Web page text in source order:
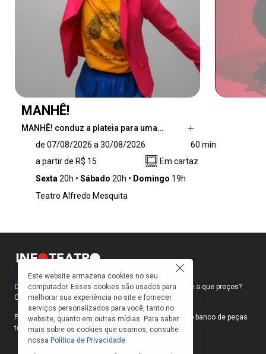
MANHÊ!
MANHÊ! conduz a plateia para uma…
ao maravilhoso, misterioso, paradoxal e
assustador mundo da “maternagem” – esse
termo cunhado com precisão para deixar, na
mãe os cuidados e as responsabilidade sobre
de 07/08/2026 a 30/08/2026
60 min
a partir de R$ 15
Em cartaz
Sexta 20h Sábado 20h Domingo 19h
Teatro Alfredo Mesquita
Como faço para ir ao teatro? Onde compro ingressos e a que preços?
Quais peças estão em cartaz?
Para responder a essas e outras perguntas, criamos o banco de peças
teatrais do INFOTEATRO.
Este website armazena cookies no seu
computador. Esses cookies são usados para
melhorar sua experiência no site e fornecer
serviços personalizados para você, tanto no
website, quanto em outras mídias. Para saber
mais sobre os cookies que usamos, consulte
nossa Política de Privacidade